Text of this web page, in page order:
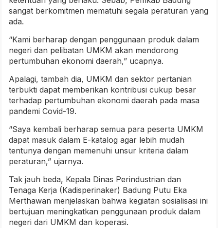
sangat berkomitmen mematuhi segala peraturan yang
ada.
“Kami berharap dengan penggunaan produk dalam
negeri dan pelibatan UMKM akan mendorong
pertumbuhan ekonomi daerah,” ucapnya.
Apalagi, tambah dia, UMKM dan sektor pertanian
terbukti dapat memberikan kontribusi cukup besar
terhadap pertumbuhan ekonomi daerah pada masa
pandemi Covid-19.
“Saya kembali berharap semua para peserta UMKM
dapat masuk dalam E-katalog agar lebih mudah
tentunya dengan memenuhi unsur kriteria dalam
peraturan,” ujarnya.
Tak jauh beda, Kepala Dinas Perindustrian dan
Tenaga Kerja (Kadisperinaker) Badung Putu Eka
Merthawan menjelaskan bahwa kegiatan sosialisasi ini
bertujuan meningkatkan penggunaan produk dalam
negeri dari UMKM dan koperasi.